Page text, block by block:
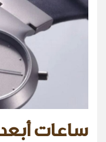
ساعات